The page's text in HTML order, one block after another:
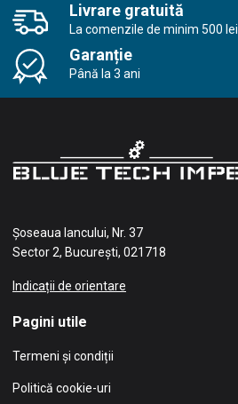
Livrare gratuită
La comenzile de minim 500 lei
Garanție
Până la 3 ani
Șoseaua Iancului, Nr. 37
Sector 2, București, 021718
Indicații de orientare
Pagini utile
Termeni și condiții
Politică cookie-uri